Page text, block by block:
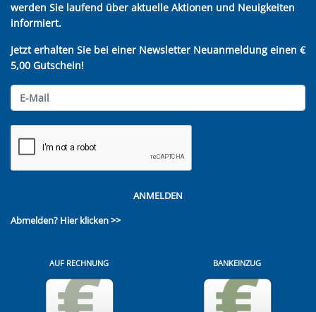
werden Sie laufend über aktuelle Aktionen und Neuigkeiten
informiert.
Jetzt erhalten Sie bei einer Newsletter Neuanmeldung einen €
5,00 Gutschein!
ANMELDEN
Abmelden? Hier klicken >>
AUF RECHNUNG BANKEINZUG